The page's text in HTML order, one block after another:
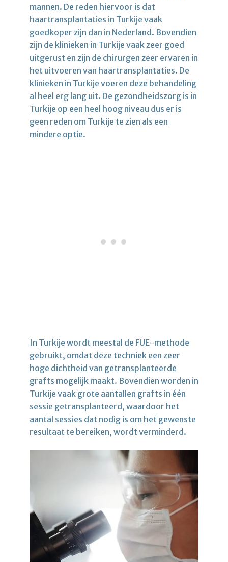
mannen. De reden hiervoor is dat
haartransplantaties in Turkije vaak
goedkoper zijn dan in Nederland. Bovendien
zijn de klinieken in Turkije vaak zeer goed
uitgerust en zijn de chirurgen zeer ervaren in
het uitvoeren van haartransplantaties. De
klinieken in Turkije voeren deze behandeling
al heel erg lang uit. De gezondheidszorg is in
Turkije op een heel hoog niveau dus er is
geen reden om Turkije te zien als een
mindere optie.
In Turkije wordt meestal de FUE-methode
gebruikt, omdat deze techniek een zeer
hoge dichtheid van getransplanteerde
grafts mogelijk maakt. Bovendien worden in
Turkije vaak grote aantallen grafts in één
sessie getransplanteerd, waardoor het
aantal sessies dat nodig is om het gewenste
resultaat te bereiken, wordt verminderd.